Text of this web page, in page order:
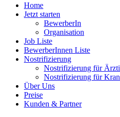
Home
Jetzt starten
BewerberIn
Organisation
Job Liste
BewerberInnen Liste
Nostrifizierung
Nostrifizierung für
Nostrifizierung für
Über Uns
Preise
Kunden & Partner